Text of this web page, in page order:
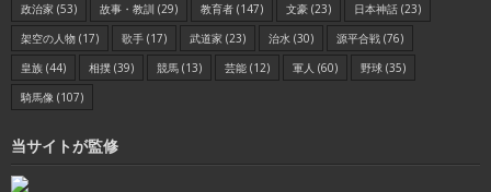
政治家 (53) 故事・教訓 (29) 教育者 (147) 文豪 (23) 日本神話 (23)
架空の人物 (17) 歌手 (17) 武道家 (23) 治水 (30) 源平合戦 (76)
皇族 (44) 相撲 (39) 競馬 (13) 芸能 (12) 軍人 (60) 野球 (35)
騎馬像 (107)
当サイトが監修